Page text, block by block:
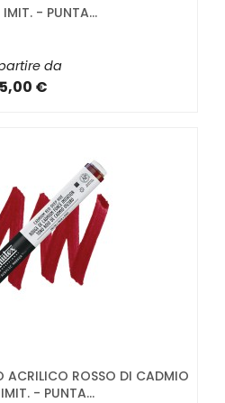
- PUNTA...
da
5,00 €
ACRILICO ROSSO DI CADMIO
- PUNTA...